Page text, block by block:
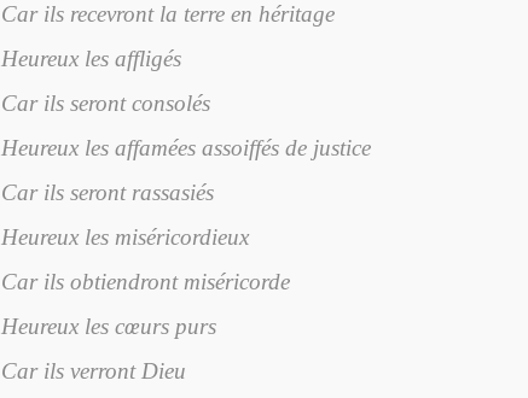
Car ils recevront la terre en héritage
Heureux les affligés
Car ils seront consolés
Heureux les affamées assoiffés de justice
Car ils seront rassasiés
Heureux les miséricordieux
Car ils obtiendront miséricorde
Heureux les cœurs purs
Car ils verront Dieu